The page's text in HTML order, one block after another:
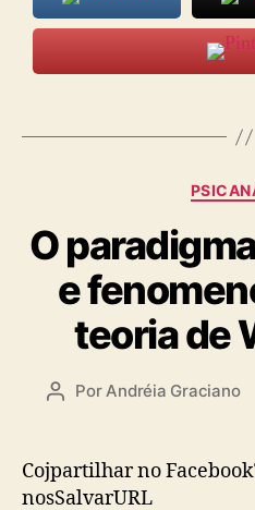
O
e
teoria de
Autor
Por Andréia Graciano
Cojpartilhar no
nosSalvarURL